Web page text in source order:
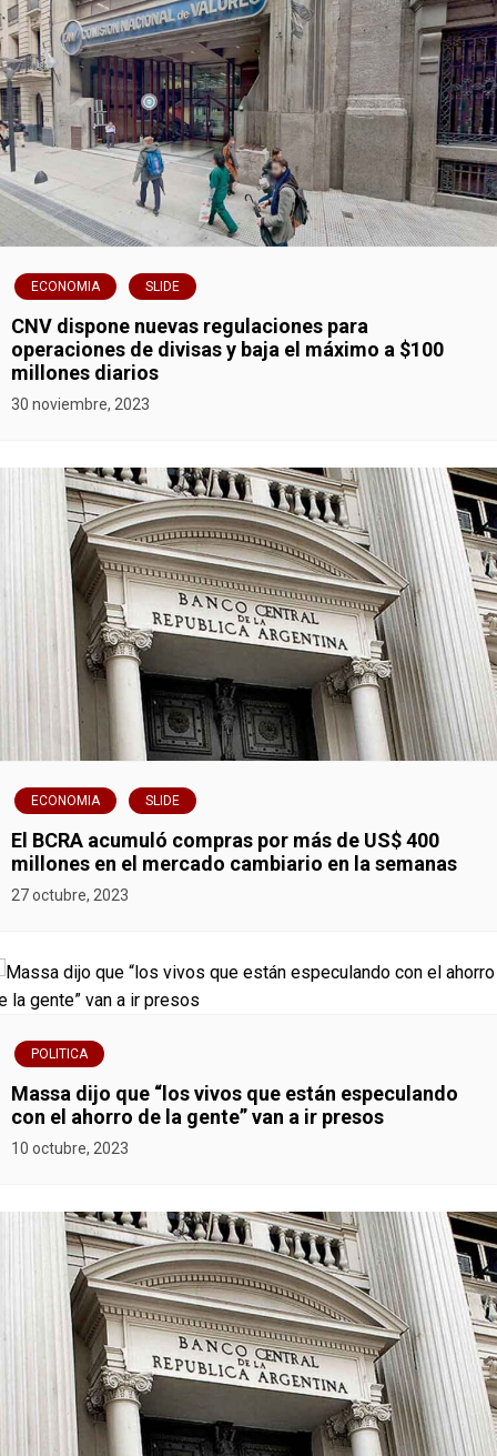
ECONOMIA SLIDE
CNV dispone nuevas regulaciones para
operaciones de divisas y baja el máximo a $100
millones diarios
30 noviembre, 2023
ECONOMIA SLIDE
El BCRA acumuló compras por más de US$ 400
millones en el mercado cambiario en la semanas
27 octubre, 2023
POLITICA
Massa dijo que “los vivos que están especulando
con el ahorro de la gente” van a ir presos
10 octubre, 2023